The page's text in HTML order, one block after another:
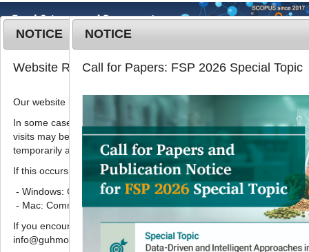
T
o
g
l
e
v
i
g
t
MENU
2018;25(2):237
pISSN: 1738-7248, eISSN: 2287-
7428
DOI:https://doi.org/10.11002/kjfp.2018.25.2.237
Article
Gluten-free 식품의 gluten 함량 측정
을 위한 미량시험측정법 검정
김민수1,김중수 류민정 2,김기홍3,
NOTICE
Website Renewal Notice
Our website has recently been renewed.
In some cases, images, CSS files, or other settings saved in your
visits may be reused instead of downloading the latest files. As a
temporarily appear incorrectly or may not display properly.
If this occurs, please perform a hard refresh.
- Windows: Ctrl + F5
- Mac: Command + Shift + R
If you encounter any errors or difficulties while using the website,
info@guhmok.com.
NOTICE
Call for Papers: FSP 2026 Special Topic